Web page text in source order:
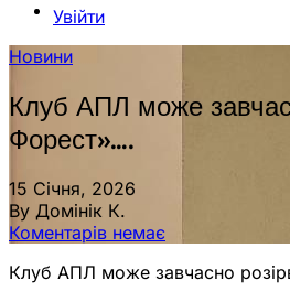
Увійти
Новини
Клуб АПЛ може
Форест»….
15 Січня, 2026
By Домінік К.
Коментарів немає
Клуб АПЛ може завчасно